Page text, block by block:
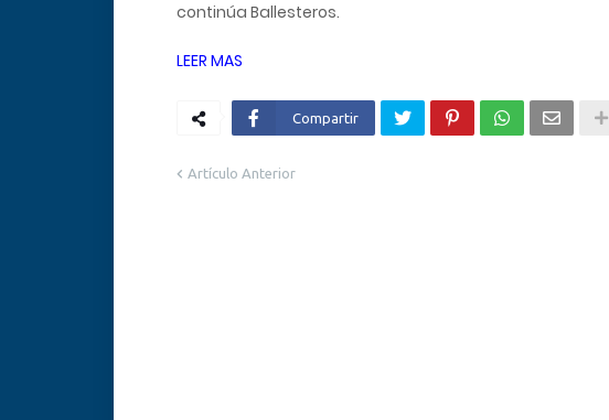
continúa Ballesteros.
LEER MAS
Compartir
Artículo Anterior